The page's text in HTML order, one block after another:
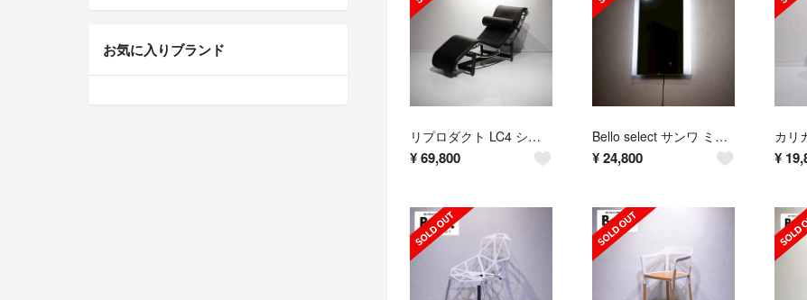
リプロダクト LC4 シェーズロング パーソナルチェア モダン
¥69,800
Bello select サンワ ミラタップ カラブリア LEDミラー シンプル
¥24,800 ¥
お気に入りブランド